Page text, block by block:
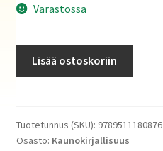
Varastossa
Lisää ostoskoriin
Tuotetunnus (SKU): 9789511180876
Osasto: Kaunokirjallisuus